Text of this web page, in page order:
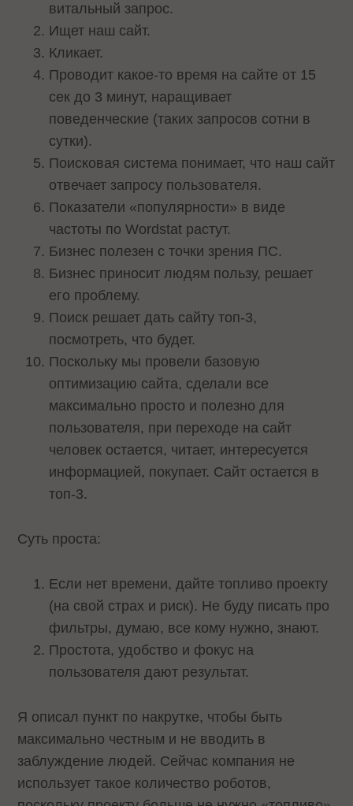
витальный запрос.
Ищет наш сайт.
Кликает.
Проводит какое-то время на сайте от 15
сек до 3 минут, наращивает
поведенческие (таких запросов сотни в
сутки).
Поисковая система понимает, что наш сайт
отвечает запросу пользователя.
Показатели «популярности» в виде
частоты по Wordstat растут.
Бизнес полезен с точки зрения ПС.
Бизнес приносит людям пользу, решает
его проблему.
Поиск решает дать сайту топ-3,
посмотреть, что будет.
Поскольку мы провели базовую
оптимизацию сайта, сделали все
максимально просто и полезно для
пользователя, при переходе на сайт
человек остается, читает, интересуется
информацией, покупает. Сайт остается в
топ-3.
Суть проста:
Если нет времени, дайте топливо проекту
(на свой страх и риск). Не буду писать про
фильтры, думаю, все кому нужно, знают.
Простота, удобство и фокус на
пользователя дают результат.
Я описал пункт по накрутке, чтобы быть
максимально честным и не вводить в
заблуждение людей. Сейчас компания не
использует такое количество роботов,